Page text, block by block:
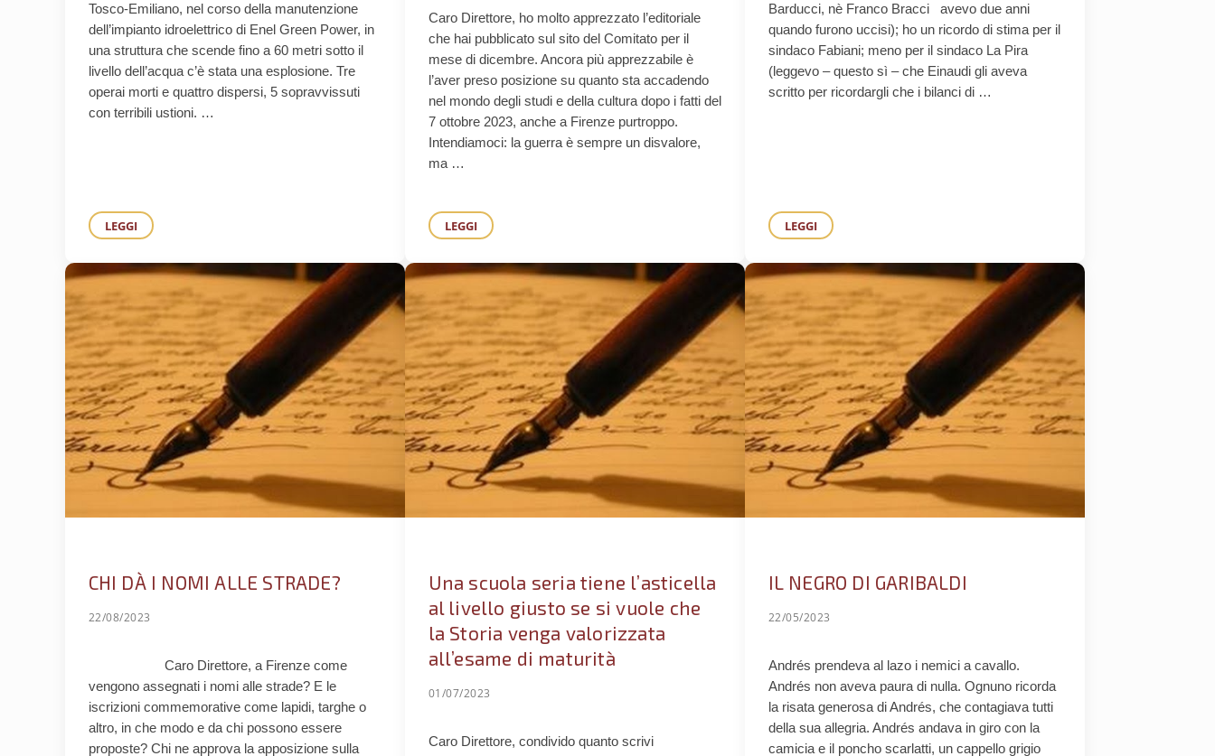
Tosco-Emiliano, nel corso della manutenzione
dell’impianto idroelettrico di Enel Green Power, in
una struttura che scende fino a 60 metri sotto il
livello dell’acqua c’è stata una esplosione. Tre
operai morti e quattro dispersi, 5 sopravvissuti
con terribili ustioni. …
LEGGI
IN ITALIA OGGI ABBIAMO MOLTI PIÙ INCIDENTI SUL LAVORO ADESSO CHE ALLA FINE DEGLI ANNI SETTANTA DEL NOVECENTO.
Caro Direttore, ho molto apprezzato l’editoriale
che hai pubblicato sul sito del Comitato per il
mese di dicembre. Ancora più apprezzabile è
l’aver preso posizione su quanto sta accadendo
nel mondo degli studi e della cultura dopo i fatti del
7 ottobre 2023, anche a Firenze purtroppo.
Intendiamoci: la guerra è sempre un disvalore,
ma …
LEGGI
INVOCARE LA PACE TRA PALESTINESI E ISRAELIANI, PRENDENDO POSIZIONE PER UNO DEI CONTENDENTI E CONDANNANDO
Barducci, nè Franco Bracci avevo due anni
quando furono uccisi); ho un ricordo di stima per il
sindaco Fabiani; meno per il sindaco La Pira
(leggevo – questo sì – che Einaudi gli aveva
scritto per ricordargli che i bilanci di …
LEGGI
PER DARE I NOMI ALLE STRADE ESISTE GIÀ AL COMUNE DI FIRENZE
CHI DÀ I NOMI ALLE STRADE?
22/08/2023
Caro Direttore, a Firenze come
vengono assegnati i nomi alle strade? E le
iscrizioni commemorative come lapidi, targhe o
altro, in che modo e da chi possono essere
proposte? Chi ne approva la apposizione sulla
Una scuola seria tiene l’asticella
al livello giusto se si vuole che
la Storia venga valorizzata
all’esame di maturità
01/07/2023
Caro Direttore, condivido quanto scrivi
IL NEGRO DI GARIBALDI
22/05/2023
Andrés prendeva al lazo i nemici a cavallo.
Andrés non aveva paura di nulla. Ognuno ricorda
la risata generosa di Andrés, che contagiava tutti
della sua allegria. Andrés andava in giro con la
camicia e il poncho scarlatti, un cappello grigio